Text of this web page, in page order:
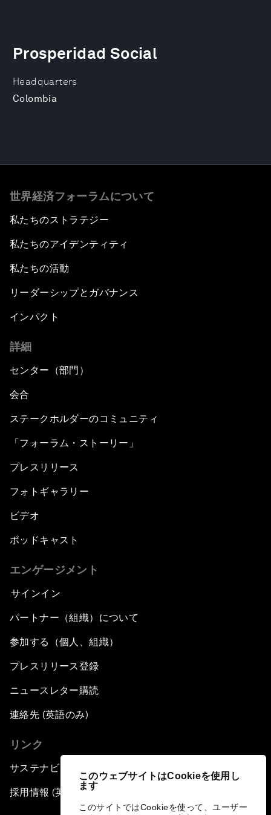
このウェブサイトはCookieを使用し
ます
このサイトではCookieを使って、ユーザー
Headquarters
Colombia
Prosperidad Social
世界経済フォーラムについて
私たちのストラテジー
私たちのアイデンティティ
私たちの活動
リーダーシップとガバナンス
インパクト
詳細
センター（部門）
会合
ステークホルダーのコミュニティ
「フォーラム・ストーリー」
プレスリリース
フォトギャラリー
ビデオ
ポッドキャスト
エンゲージメント
サインイン
パートナー（組織）について
参加する（個人、組織）
プレスリリース登録
ニュースレター購読
連絡先 (英語のみ)
リンク
サステナビリティへの取り組み
採用情報 (英語のみ)